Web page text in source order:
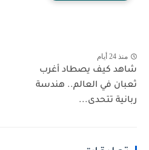
منذ 24 أيام
شاهد كيف يصطاد أغرب
ثعبان في العالم.. هندسة
ربانية تتحدى...